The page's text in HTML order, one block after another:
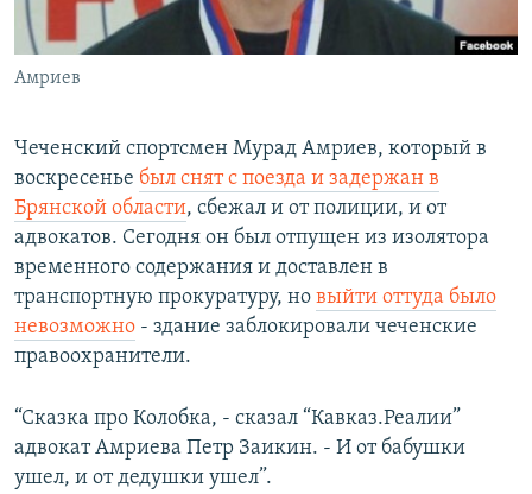
Все сайты РСЕ/РС
Амриев
Чеченский спортсмен Мурад Амриев, который в
воскресенье был снят с поезда и задержан в
Брянской области, сбежал и от полиции, и от
адвокатов. Сегодня он был отпущен из изолятора
временного содержания и доставлен в
транспортную прокуратуру, но выйти оттуда было
невозможно - здание заблокировали чеченские
правоохранители.
“Сказка про Колобка, - сказал “Кавказ.Реалии”
адвокат Амриева Петр Заикин. - И от бабушки
ушел, и от дедушки ушел”.